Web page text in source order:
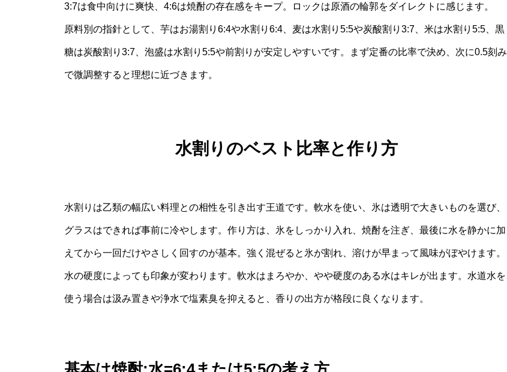
3:7は食中向けに爽快、4:6は焼酎の存在感をキープ。ロックは原酒の輪郭をダイレクトに感じます。
原料別の指針として、芋はお湯割り6:4や水割り6:4、麦は水割り5:5や炭酸割り3:7、米は水割り5:5、黒
糖は炭酸割り3:7、泡盛は水割り5:5や前割りが安定しやすいです。まず定番の比率で決め、次に0.5刻み
で微調整すると理想に近づきます。
水割りのベスト比率と作り方
水割りは乙類の幅広い料理との相性を引き出す王道です。軟水を使い、氷は透明で大きいものを選び、
グラスはできれば事前に冷やします。作り方は、氷をしっかり入れ、焼酎を注ぎ、最後に水を静かに加
えてから一回だけやさしく回すのが基本。強く混ぜると氷が割れ、溶けが早まって風味がぼやけます。
水の硬度によっても印象が変わります。軟水はまろやか、やや硬度のある水はキレが出ます。水道水を
使う場合は汲み置きや浄水で塩素臭を抑えると、香りの出方が格段に良くなります。